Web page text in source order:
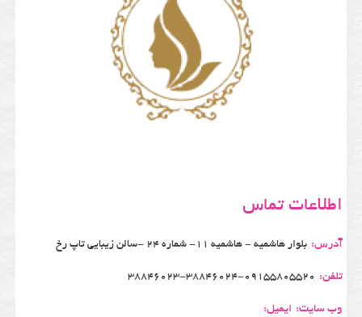
اطلاعات تماس
آدرس: بلوار هاشمیه - هاشمیه 11- شماره 24 -سالن زیبایی تاپ رخ
تلفن: 38846023-38846024-09155805520
وب سایت: ایمیل: